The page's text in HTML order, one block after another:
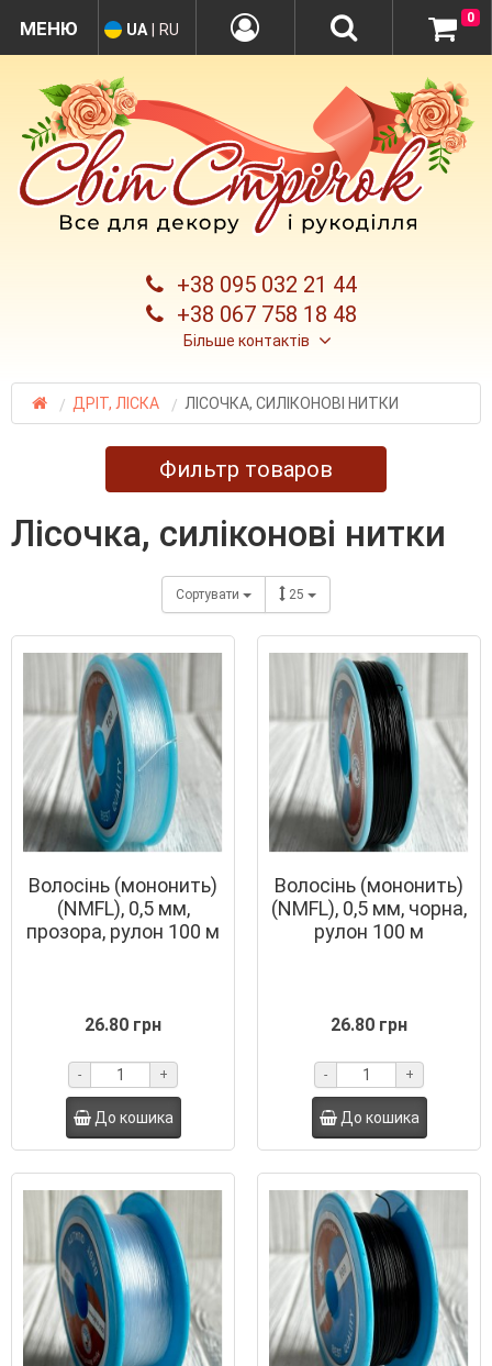
+38 095 032 21 44
+38 067 758 18 48
Більше контактів
UA RU
0
ДРІТ, ЛІСКА ЛІСОЧКА, СИЛІКОНОВІ НИТКИ
Фильтр товаров
лісочка, силіконові нитки
Сортувати 25
Волосінь (мононить)
(NMFL), 0,5 мм,
прозора, рулон 100 м
26.80 грн
- +
До кошика
Волосінь (мононить)
(NMFL), 0,5 мм, чорна,
рулон 100 м
26.80 грн
- +
До кошика